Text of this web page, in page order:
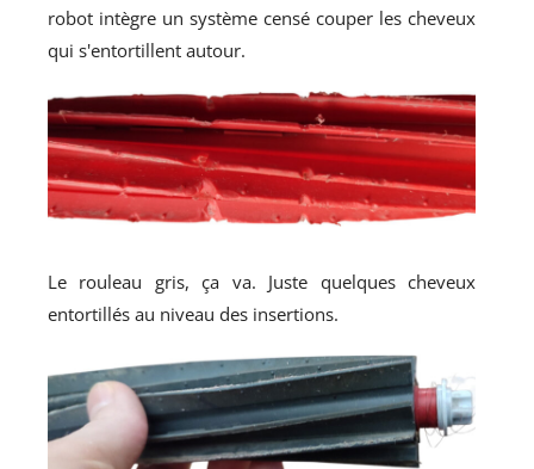
robot intègre un système censé couper les cheveux
qui s'entortillent autour.
Le rouleau gris, ça va. Juste quelques cheveux
entortillés au niveau des insertions.